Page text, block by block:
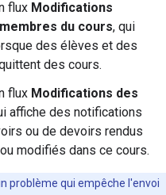
flux Modifications
du cours, qui
des élèves et des
des cours.
flux Modifications des
affiche des notifications
ou de devoirs rendus
modifiés dans ce cours.
problème qui empêche l'envoi